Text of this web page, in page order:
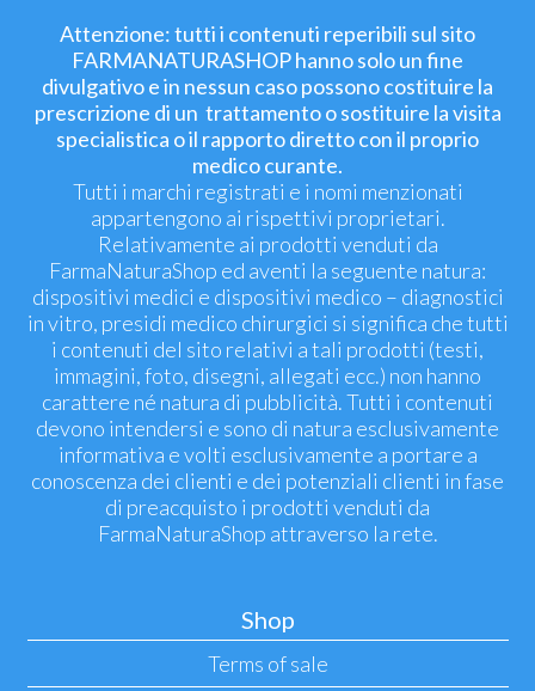
Attenzione: tutti i contenuti reperibili sul sito
FARMANATURASHOP hanno solo un fine
divulgativo e in nessun caso possono costituire la
prescrizione di un trattamento o sostituire la visita
specialistica o il rapporto diretto con il proprio
medico curante.
Tutti i marchi registrati e i nomi menzionati
appartengono ai rispettivi proprietari.
Relativamente ai prodotti venduti da
FarmaNaturaShop ed aventi la seguente natura:
dispositivi medici e dispositivi medico – diagnostici
in vitro, presidi medico chirurgici si significa che tutti
i contenuti del sito relativi a tali prodotti (testi,
immagini, foto, disegni, allegati ecc.) non hanno
carattere né natura di pubblicità. Tutti i contenuti
devono intendersi e sono di natura esclusivamente
informativa e volti esclusivamente a portare a
conoscenza dei clienti e dei potenziali clienti in fase
di preacquisto i prodotti venduti da
FarmaNaturaShop attraverso la rete.
Shop
Terms of sale